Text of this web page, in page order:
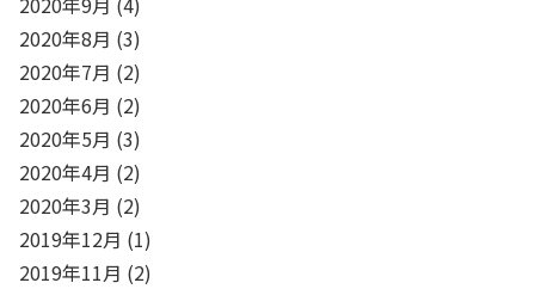
2020年8月 (3)
2020年7月 (2)
2020年6月 (2)
2020年5月 (3)
2020年4月 (2)
2020年3月 (2)
2019年12月 (1)
2019年11月 (2)